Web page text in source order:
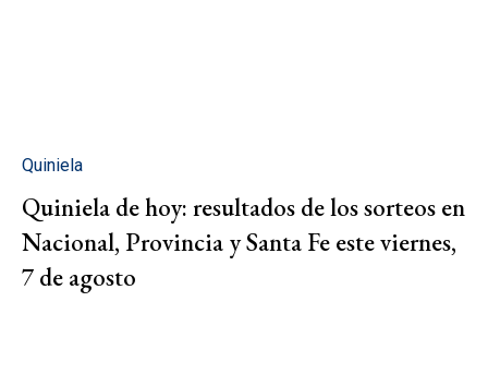
Quiniela
Quiniela de hoy: resultados de los sorteos en
Nacional, Provincia y Santa Fe este viernes,
7 de agosto